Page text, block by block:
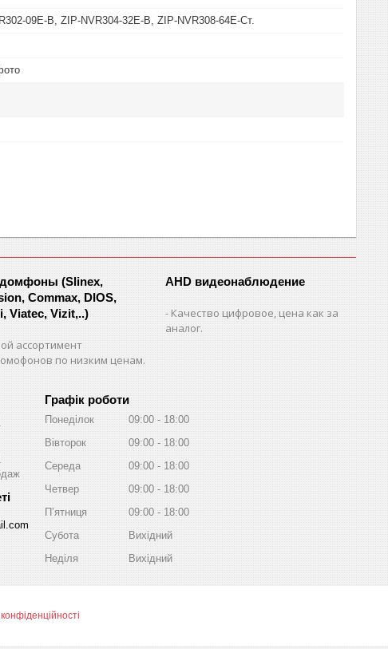
09Е-B, ZIP-NVR304-32E-B, ZIP-NVR308-64E-Ст.
(Slinex,
Commax, DIOS,
Viatec, Vizit,..)
ассортимент
по низким ценам.
AHD видеонаблюдение
Качество цифровое, цена как за
аналог.
Графік роботи
Понеділок 09:00
18:00
Вівторок
09:00
18:00
Середа
09:00
18:00
Четвер
09:00
18:00
Пʼятниця
09:00
18:00
Субота
Вихідний
Неділя
Вихідний